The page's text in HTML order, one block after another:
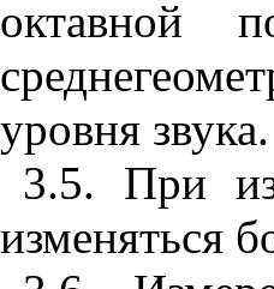
октавной
уровня звука.
3.5. При
изменяться